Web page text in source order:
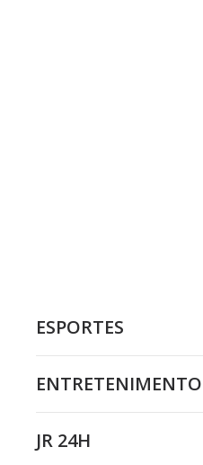
ESPORTES
ENTRETENIMENTO
JR 24H